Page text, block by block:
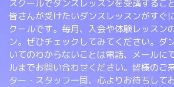
スクールでダンスレッスンを受講するこ
皆さんが受けたいダンスレッスンがすぐ
クールです。毎月、入会や体験レッスン
ン。ぜひチェックしてみてください。ダ
いてのわからないことは電話、メールに
ルまでお問い合わせください。皆様のご
ター・スタッフ一同、心よりお待ちして